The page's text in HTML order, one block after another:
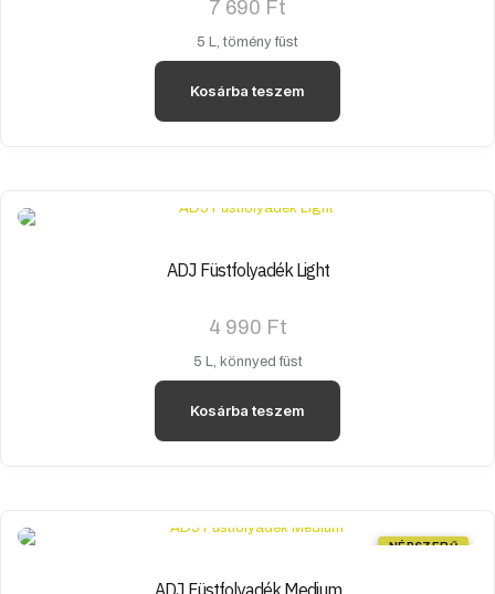
termékoldalon
ki
7 690 Ft
5 L, tömény füst
Kosárba teszem
ADJ Füstfolyadék Light
4 990 Ft
5 L, könnyed füst
Kosárba teszem
NÉPSZERŰ
ADJ Füstfolyadék Medium